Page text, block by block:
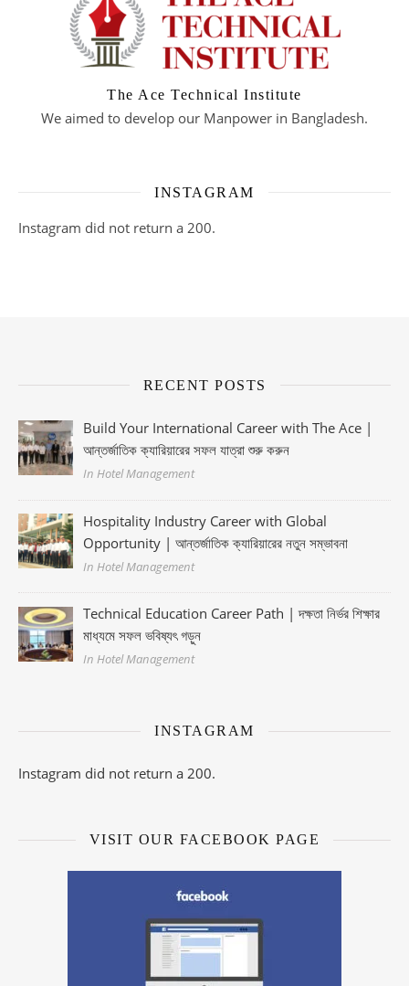
The Ace Technical Institute
We aimed to develop our Manpower in Bangladesh.
INSTAGRAM
Instagram did not return a 200.
RECENT POSTS
Build Your International Career with The Ace |
আন্তর্জাতিক ক্যারিয়ারের সফল যাত্রা শুরু করুন
In Hotel Management
Hospitality Industry Career with Global
Opportunity | আন্তর্জাতিক ক্যারিয়ারের নতুন সম্ভাবনা
In Hotel Management
Technical Education Career Path | দক্ষতা নির্ভর শিক্ষার
মাধ্যমে সফল ভবিষ্যৎ গড়ুন
In Hotel Management
INSTAGRAM
Instagram did not return a 200.
VISIT OUR FACEBOOK PAGE